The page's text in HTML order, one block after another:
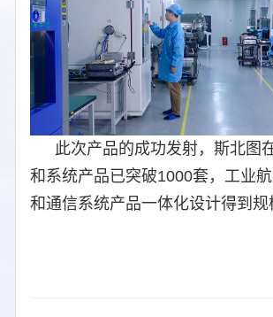
此次产品的成功发射，斯北图
和系统产品已突破1000套，工业
和通信系统产品一体化设计得到规